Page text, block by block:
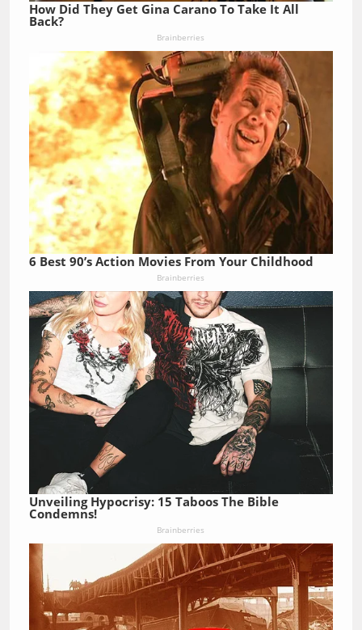
How Did They Get Gina Carano To Take It All
Back?
Brainberries
6 Best 90’s Action Movies From Your Childhood
Brainberries
Unveiling Hypocrisy: 15 Taboos The Bible
Condemns!
Brainberries